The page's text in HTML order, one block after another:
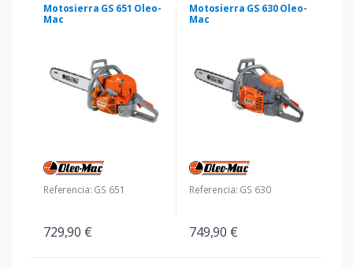
Motosierra GS 651 Oleo-
Mac
Referencia: GS 651
729,90 €
Motosierra GS 630 Oleo-
Mac
Referencia: GS 630
749,90 €